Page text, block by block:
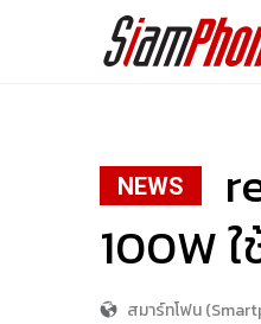
NEWS
100W
สมาร์ทโฟน